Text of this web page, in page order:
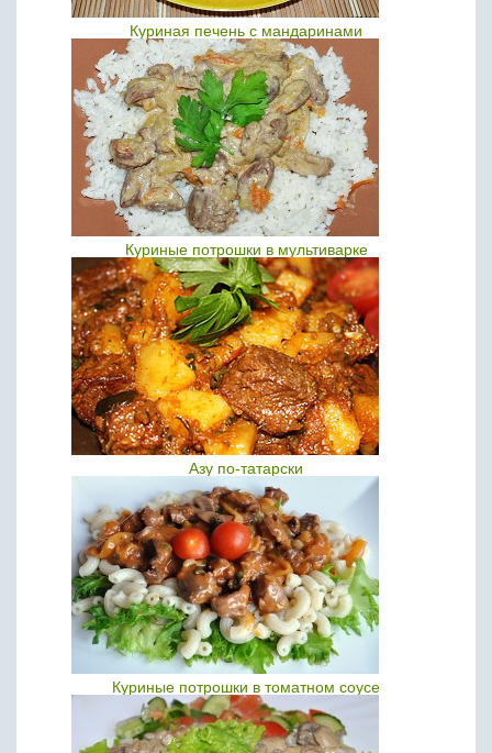
Куриная печень с мандаринами
Куриные потрошки в мультиварке
Азу по-татарски
Куриные потрошки в томатном соусе